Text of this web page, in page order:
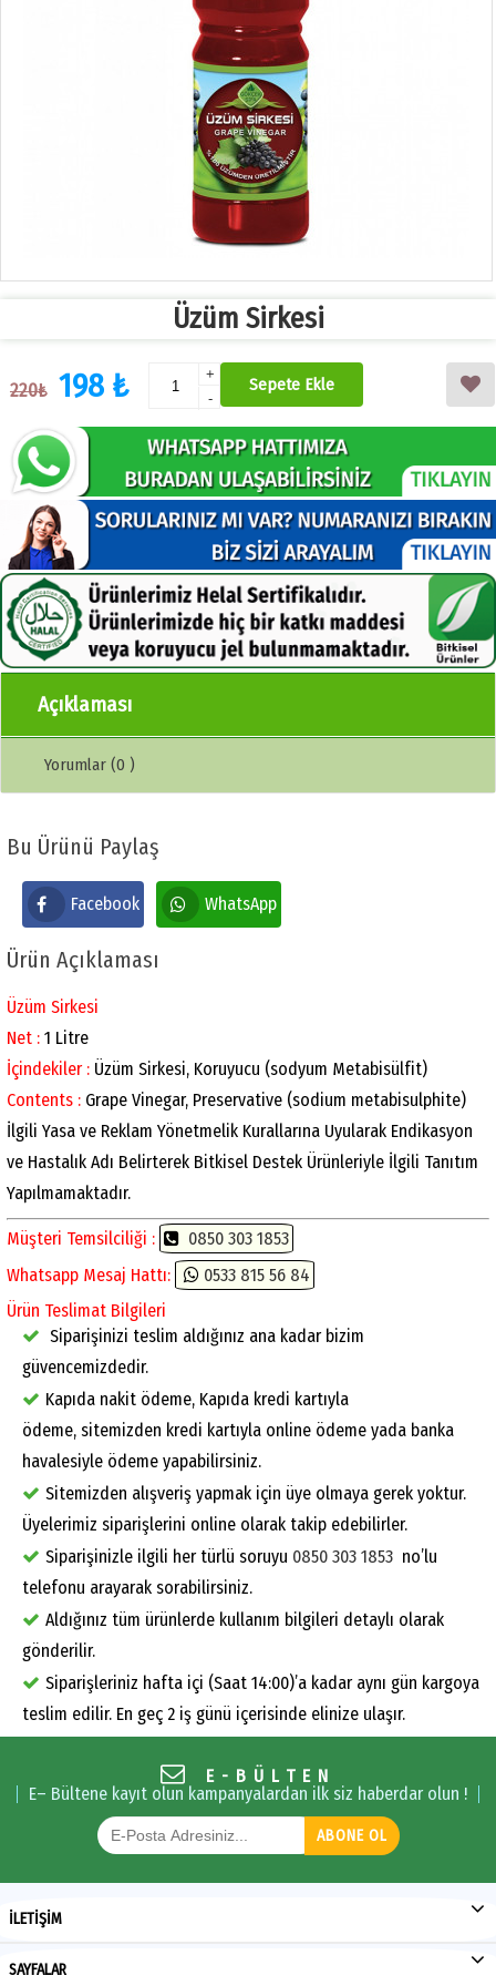
Üzüm Sirkesi
220₺ 198 ₺
+
-
Sepete Ekle
Açıklaması
Yorumlar (0 )
Bu Ürünü Paylaş
Facebook WhatsApp
Ürün Açıklaması
Üzüm Sirkesi
Net : 1 Litre
İçindekiler : Üzüm Sirkesi, Koruyucu (sodyum Metabisülfit)
Contents : Grape Vinegar, Preservative (sodium metabisulphite)
İlgili Yasa ve Reklam Yönetmelik Kurallarına Uyularak Endikasyon
ve Hastalık Adı Belirterek Bitkisel Destek Ürünleriyle İlgili Tanıtım
Yapılmamaktadır.
Müşteri Temsilciliği :
0850 303 1853
Whatsapp Mesaj Hattı:
0533 815 56 84
Ürün Teslimat Bilgileri
Siparişinizi teslim aldığınız ana kadar bizim
güvencemizdedir.
Kapıda nakit ödeme, Kapıda kredi kartıyla
ödeme, sitemizden kredi kartıyla online ödeme yada banka
havalesiyle ödeme yapabilirsiniz.
Sitemizden alışveriş yapmak için üye olmaya gerek yoktur.
Üyelerimiz siparişlerini online olarak takip edebilirler.
Siparişinizle ilgili her türlü soruyu 0850 303 1853 no’lu
telefonu arayarak sorabilirsiniz.
Aldığınız tüm ürünlerde kullanım bilgileri detaylı olarak
gönderilir.
Siparişleriniz hafta içi (Saat 14:00)’a kadar aynı gün kargoya
teslim edilir. En geç 2 iş günü içerisinde elinize ulaşır.
E-BÜLTEN
E– Bültene kayıt olun kampanyalardan ilk siz haberdar olun !
ABONE OL
İLETİŞİM
SAYFALAR